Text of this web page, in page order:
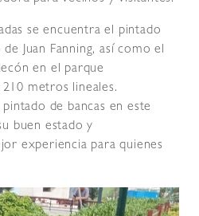
se encuentra el pintado
Juan Fanning, así como el
en el parque
metros lineales.
de bancas en este
buen estado y
experiencia para quienes